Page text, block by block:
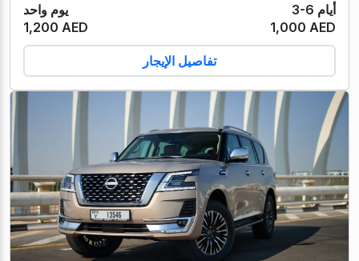
يوم واحد
3-6 أيام
1,200 AED
1,000 AED
تفاصيل الإيجار